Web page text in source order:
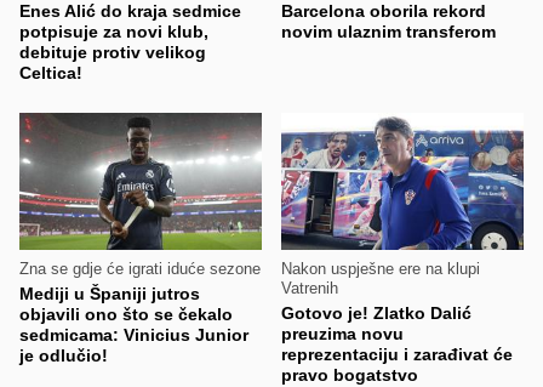
Enes Alić do kraja sedmice
potpisuje za novi klub,
debituje protiv velikog
Celtica!
Barcelona oborila rekord
novim ulaznim transferom
Zna se gdje će igrati iduće sezone
Mediji u Španiji jutros
objavili ono što se čekalo
sedmicama: Vinicius Junior
je odlučio!
Nakon uspješne ere na klupi
Vatrenih
Gotovo je! Zlatko Dalić
preuzima novu
reprezentaciju i zarađivat će
pravo bogatstvo